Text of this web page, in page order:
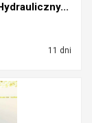
11 dni